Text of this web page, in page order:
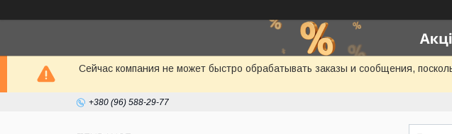
Сейчас компания не может быстро обрабатывать заказы и сообщения,
+380 (96) 588-29-77